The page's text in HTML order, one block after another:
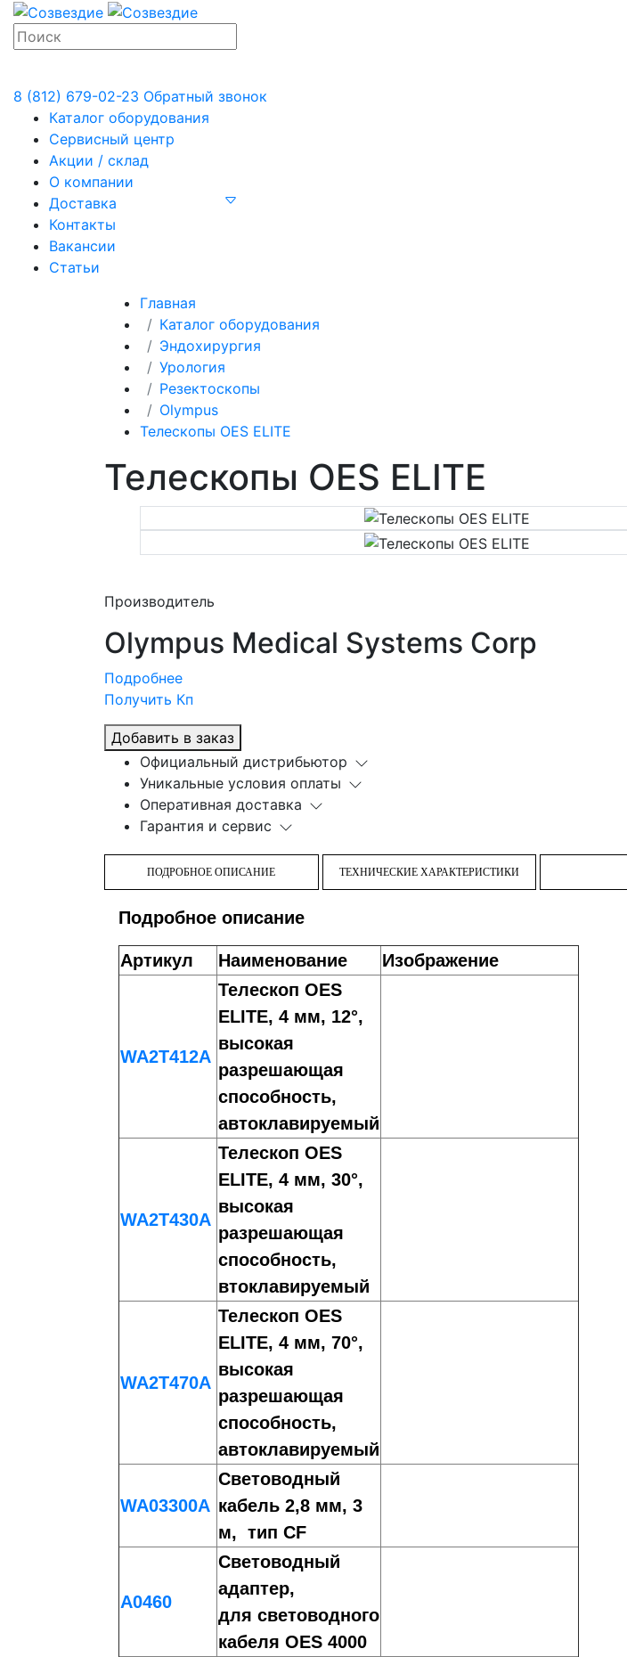
8 (812) 679-02-23 Обратный звонок
Каталог оборудования
Сервисный центр
Акции / склад
О компании
Доставка
Контакты
Вакансии
Статьи
Главная
Каталог оборудования
Эндохирургия
Урология
Резектоскопы
Olympus
Телескопы OES ELITE
Телескопы OES ELITE
Производитель
Olympus Medical Systems Corp
Подробнее
Получить Кп
Добавить в заказ
Официальный дистрибьютор
Уникальные условия оплаты
Оперативная доставка
Гарантия и сервис
ПОДРОБНОЕ ОПИСАНИЕ ТЕХНИЧЕСКИЕ ХАРАКТЕРИСТИКИ
Подробное описание
Артикул Наименование Изображение
WA2T412A
Телескоп OES
ELITE, 4 мм, 12°,
высокая
разрешающая
способность,
автоклавируемый
WA2T430A
Телескоп OES
ELITE, 4 мм, 30°,
высокая
разрешающая
способность,
втоклавируемый
WA2T470A
Телескоп OES
ELITE, 4 мм, 70°,
высокая
разрешающая
способность,
автоклавируемый
WA03300A
Световодный
кабель 2,8 мм, 3
м, тип CF
A0460
Световодный
адаптер,
для световодного
кабеля OES 4000